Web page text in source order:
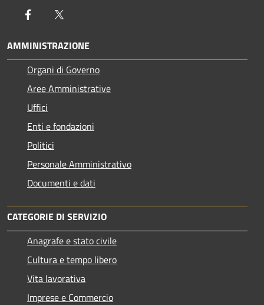
Facebook
AMMINISTRAZIONE
Organi di Governo
Aree Amministrative
Uffici
Enti e fondazioni
Politici
Personale Amministrativo
Documenti e dati
CATEGORIE DI SERVIZIO
Anagrafe e stato civile
Cultura e tempo libero
Vita lavorativa
Imprese e Commercio